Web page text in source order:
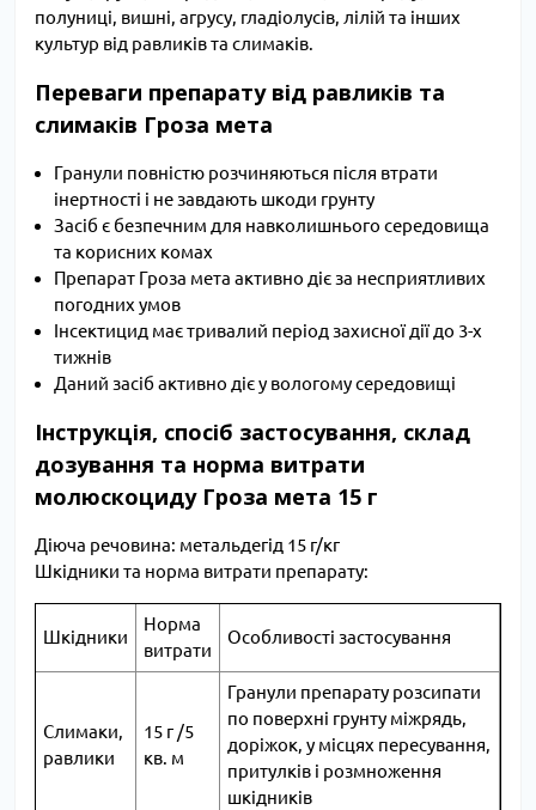
полуниці, вишні, агрусу, гладіолусів, лілій та інших
культур від равликів та слимаків.
Переваги препарату від равликів та
слимаків Гроза мета
Гранули повністю розчиняються після втрати
інертності і не завдають шкоди грунту
Засіб є безпечним для навколишнього середовища
та корисних комах
Препарат Гроза мета активно діє за несприятливих
погодних умов
Інсектицид має тривалий період захисної дії до 3-х
тижнів
Даний засіб активно діє у вологому середовищі
Інструкція, спосіб застосування, склад
дозування та норма витрати
молюскоциду Гроза мета 15 г
Діюча речовина: метальдегід 15 г/кг
Шкідники та норма витрати препарату:
Шкідники
Норма
витрати
Особливості застосування
Слимаки,
равлики
15 г /5
кв. м
Гранули препарату розсипати
по поверхні грунту міжрядь,
доріжок, у місцях пересування,
притулків і розмноження
шкідників